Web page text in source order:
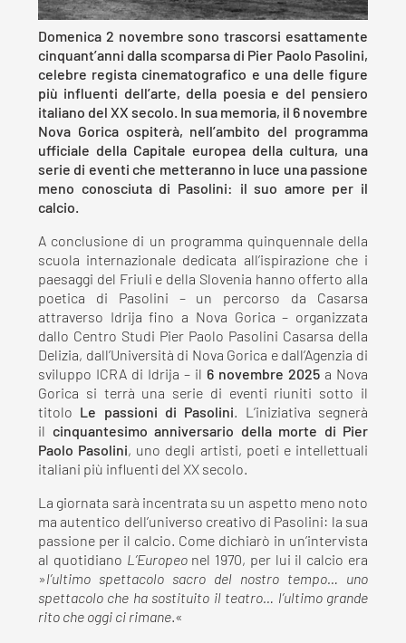
Domenica 2 novembre sono trascorsi esattamente
cinquant’anni dalla scomparsa di Pier Paolo Pasolini,
celebre regista cinematografico e una delle figure
più influenti dell’arte, della poesia e del pensiero
italiano del XX secolo. In sua memoria, il 6 novembre
Nova Gorica ospiterà, nell’ambito del programma
ufficiale della Capitale europea della cultura, una
serie di eventi che metteranno in luce una passione
meno conosciuta di Pasolini: il suo amore per il
calcio.
A conclusione di un programma quinquennale della
scuola internazionale dedicata all’ispirazione che i
paesaggi del Friuli e della Slovenia hanno offerto alla
poetica di Pasolini – un percorso da Casarsa
attraverso Idrija fino a Nova Gorica – organizzata
dallo Centro Studi Pier Paolo Pasolini Casarsa della
Delizia, dall’Università di Nova Gorica e dall’Agenzia di
sviluppo ICRA di Idrija – il 6 novembre 2025 a Nova
Gorica si terrà una serie di eventi riuniti sotto il
titolo
Le passioni di Pasolini. L’iniziativa segnerà
il cinquantesimo anniversario della morte di Pier
Paolo Pasolini, uno degli artisti, poeti e intellettuali
italiani più influenti del XX secolo.
La giornata sarà incentrata su un aspetto meno noto
ma autentico dell’universo creativo di Pasolini: la sua
passione per il calcio. Come dichiarò in un’intervista
al quotidiano L’Europeonel 1970, per lui il calcio era
»l’ultimo spettacolo sacro del nostro tempo… uno
spettacolo che ha sostituito il teatro… l’ultimo grande
rito che oggi ci rimane.«